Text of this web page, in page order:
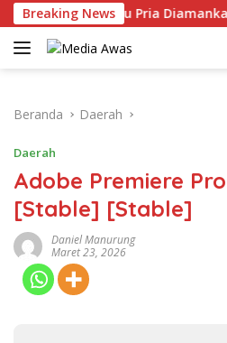
Langsung
ke
konten
Breaking News
Pria Diamankan Bawa Sabu
Beranda Daerah
Daerah
Adobe Premiere
[Stable] [Stable]
Daniel Manurung
Maret 23, 2026